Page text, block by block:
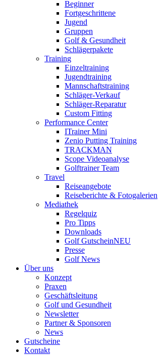
Beginner
Fortgeschrittene
Jugend
Gruppen
Golf & Gesundheit
Schlägerpakete
Training
Einzeltraining
Jugendtraining
Mannschaftstraining
Schläger-Verkauf
Schläger-Reparatur
Custom Fitting
Performance Center
ITrainer Mini
Zenio Putting Training
TRACKMAN
Scope Videoanalyse
Golftrainer Team
Travel
Reiseangebote
Reiseberichte & Fotogalerien
Mediathek
Regelquiz
Pro Tipps
Downloads
Golf GutscheinNEU
Presse
Golf News
Über uns
Konzept
Praxen
Geschäftsleitung
Golf und Gesundheit
Newsletter
Partner & Sponsoren
News
Gutscheine
Kontakt